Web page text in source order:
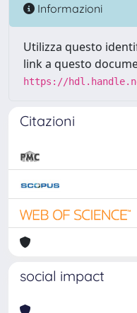
Informazioni
Utilizza questo
link a questo
https://
Citazioni
social impact